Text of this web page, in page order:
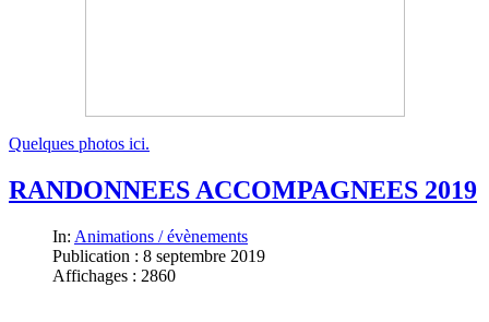
Quelques photos ici.
RANDONNEES ACCOMPAGNEES 2019
In: Animations / évènements
Publication : 8 septembre 2019
Affichages : 2860